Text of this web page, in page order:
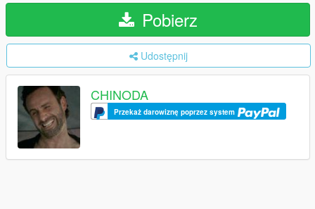
Pobierz
Udostępnij
CHINODA
Przekaż darowiznę poprzez system